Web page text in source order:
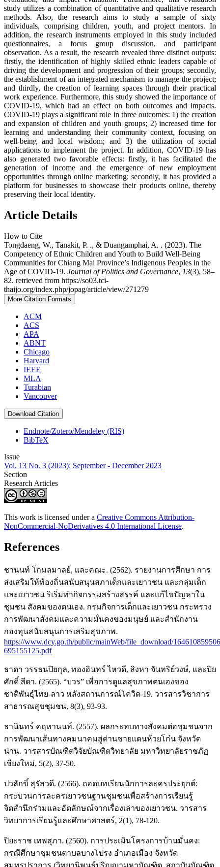
study utilizes a combination of quantitative and qualitative research
methods. Also, the research aims to study a sample of sixty
individuals, comprising children, youth, and project mentors. In
addition, the research instruments employed in this study included
questionnaires, a focus group discussion, and participant
observation. As a result, the research revealed three distinct outputs:
firstly, the identification of highly skilled ethnic leaders capable of
driving the development and progression of their groups; secondly,
the establishment of an integrated mechanism to manage the project;
and thirdly, the creation of learning spaces through their practical
work experience. Furthermore, this study showed the importance of
COVID-19, which had an effect on both outcomes and impacts.
COVID-19 plays a significant role in three outcomes: 1) the creation
and expansion of children and youth groups; 2) increased time for
learning and understanding their community context, focusing on
well-being and local wisdom; and 3) the utilization of social
applications to implement the project. In addition, COVID-19 has
also generated two favorable effects: firstly, it has facilitated the
generation of income and the emergence of new employment
opportunities through online marketing; secondly, it has provided a
platform for businesses to showcase their products online, thereby
preserving their local identity.
Article Details
How to Cite
Tongdaeng, W., Tanakit, P. ., & Duangamphai, A. . (2023). The
Competency of Ethnic Children and Youth to Build Well-Being
Communities for Chiang Mai Province’s Indigenous Peoples in the
Age of COVID-19. Journal of Politics and Governance, 13(3), 58–
82. retrieved from https://so03.tci-
thaijo.org/index.php/jopag/article/view/271279
More Citation Formats
ACM
ACS
APA
ABNT
Chicago
Harvard
IEEE
MLA
Turabian
Vancouver
Download Citation
Endnote/Zotero/Mendeley (RIS)
BibTeX
Issue
Vol. 13 No. 3 (2023): September - December 2023
Section
Research Articles
This work is licensed under a Creative Commons Attribution-
NonCommercial-NoDerivatives 4.0 International License.
References
ชานนท์ โกมลมาลย์, และคณะ. (2562). รายงานการศึกษา การ
ส่งเสริมให้ท้องถิ่นสนับสนุนสภาเด็กและเยาวชน และกลุ่มเด็ก
และเยาวชน ริเริ่มทำกิจกรรมสร้างสรรค์ และแก้ไขปัญหาใน
ชุมชน สังคมของตนเอง. กรมกิจการเด็กและเยาวชน กระทรวง
การพัฒนาสังคมและความมั่นคงของมนุษย์ และสำนักงาน
กองทุนสนับสนุนการเสริมสุขภาพ.
https://www.dcy.go.th/public/mainWeb/file_download/
695155125.pdf
ธาดา วรรธนปิยกุล, ทองอินทร์ ไหวดี, สิงหา จันทริย์วงษ์, และปิย
ศักดิ์ สีดา. (2565). “บวร” เพื่อการดูแลสุขภาพตนเองของ
ชาติพันธุ์ไทย-ลาว หลังสถานการณ์โควิด-19. วารสารวิชาการ
สาธารณสุขชุมชน, 8(3), 93-93.
ธานินทร์ คฤหานนท์. (2557). ผลกระทบทางสังคมต่อชุมชนจาก
การพัฒนาเส้นทางคมนาคมสู่ด่านชายแดนห้วยโก๋น จังหวัด
น่าน. วารสารบัณฑิตวิจัยบัณฑิตวิทยาลัย มหาวิทยาลัยราชภัฏ
เชียงใหม่, 5(2), 37-50.
ปวลักขิ์ สุรัสวดี. (2566). ถอดบทเรียนนักการละครประยุกต์:
กระบวนการละครเยาวชนฐานชุมชนเพื่อสร้างการเรียนรู้
จิตสำนึกร่วมและอัตลักษณ์จากเรื่องเล่าของเยาวชน. วารสาร
วิทยาการเรียนรู้และศึกษาศาสตร์, 2(1), 78-120.
ปิยะราช เทพสุภา. (2560). การประเมินโครงการบ้านมั่นคง:
กรณีศึกษาชุมชนตาบลบางโปรง อำเภอเมือง จังหวัด
สมุทรปราการ (วิทยานิพนธ์ปริญญามหาบัณฑิต, สถาบันบัณฑิต